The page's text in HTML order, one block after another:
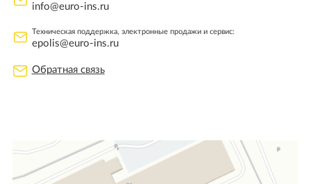
info@euro-ins.ru
Техническая поддержка, электронные продажи и сервис:
epolis@euro-ins.ru
Обратная связь